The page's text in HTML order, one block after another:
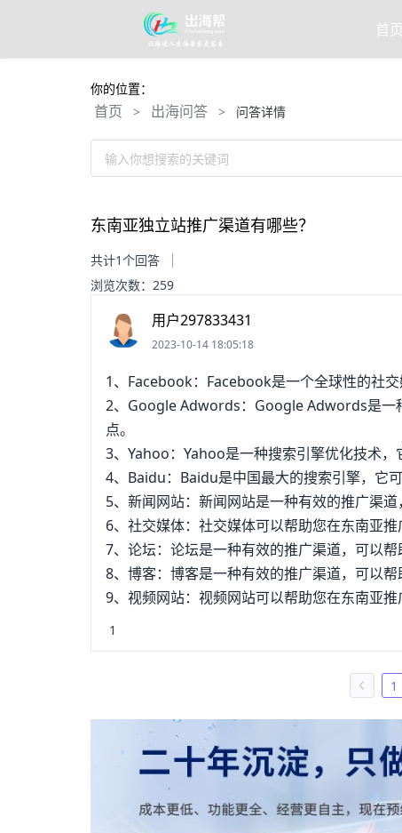
首页
你的位置：
首页 > 出海问答 > 问答详情
输入你想搜索的关键词
东南亚独立站推广渠道有哪些？
共计1个回答
浏览次数：259
用户297833431
2023-10-14 18:05:18
1、Facebook：Facebook是一个全球性的社
2、Google Adwords：Google Adwords是一
点。
3、Yahoo：Yahoo是一种搜索引擎优化技术，
4、Baidu：Baidu是中国最大的搜索引擎，它
5、新闻网站：新闻网站是一种有效的推广渠
6、社交媒体：社交媒体可以帮助您在东南亚
7、论坛：论坛是一种有效的推广渠道，可以帮
8、博客：博客是一种有效的推广渠道，可以帮
9、视频网站：视频网站可以帮助您在东南亚
1
1